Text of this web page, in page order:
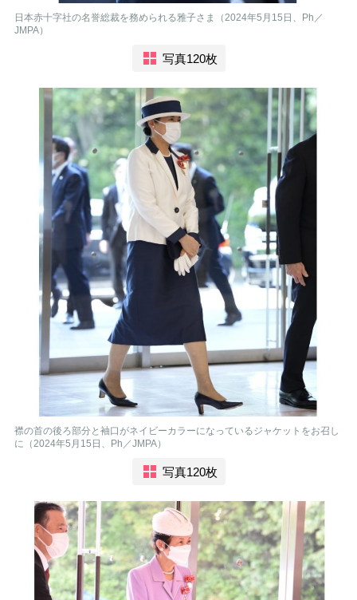
日本赤十字社の名誉総裁を務められる雅子さま（2024年5月15日、Ph／
JMPA）
写真120枚
襟の首の後ろ部分と袖口がネイビーカラーになっているジャケットをお召し
に（2024年5月15日、Ph／JMPA）
写真120枚